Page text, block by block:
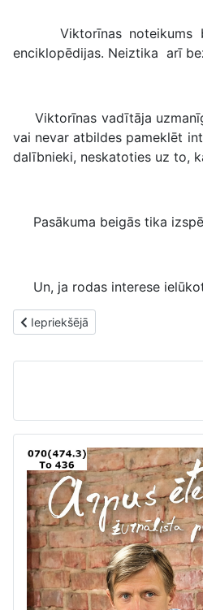
Viktorīnas noteikums bija
enciklopēdijas. Neiztika arī
Viktorīnas vadītāja
vai nevar atbildes pameklēt
dalībnieki, neskatoties uz to,
Pasākuma beigās tika
Un, ja rodas interese
Iepriekšējais raksts: Pavasara
Iepriekšējā